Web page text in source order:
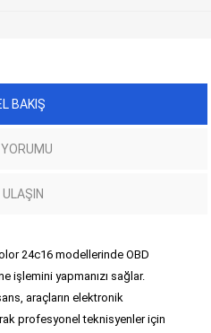
BAKIŞ
ULAŞIN
24c16 modellerinde OBD
işlemini yapmanızı sağlar.
araçların elektronik
profesyonel teknisyenler için